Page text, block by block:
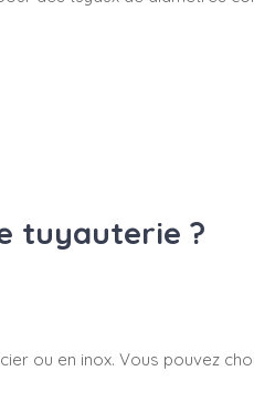
tuyauterie ?
ou en inox. Vous pouvez